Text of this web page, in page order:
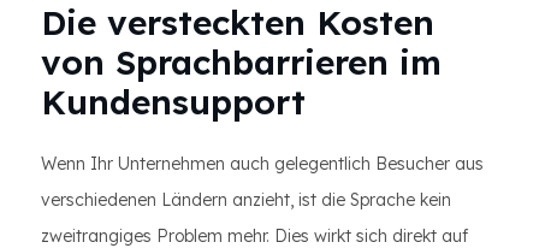
Die versteckten Kosten
von Sprachbarrieren im
Kundensupport
Wenn Ihr Unternehmen auch gelegentlich Besucher aus
verschiedenen Ländern anzieht, ist die Sprache kein
zweitrangiges Problem mehr. Dies wirkt sich direkt auf